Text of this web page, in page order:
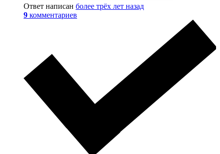
Ответ написан более трёх лет назад
9 комментариев